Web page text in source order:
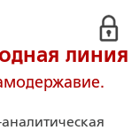
линия